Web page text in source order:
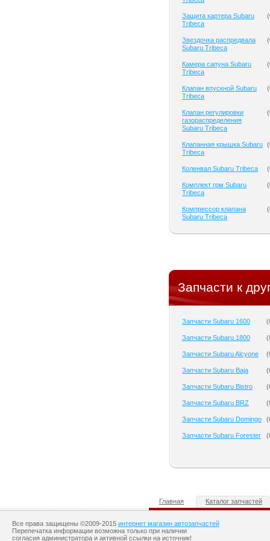
Защита картера Subaru
Tribeca
(
Звездочка распредвала
Subaru Tribeca
(
Камера сапуна Subaru
Tribeca
(
Клапан впускной Subaru
Tribeca
(
Клапан регулировки
газораспределения
Subaru Tribeca
(
Клапанная крышка Subaru
Tribeca
(
Коленвал Subaru Tribeca (
Комплект грм Subaru
Tribeca
(
Компрессор клапана
Subaru Tribeca
(
Запчасти к
Запчасти Subaru 1600 (
Запчасти Subaru 1800 (
Запчасти Subaru Alcyone (
Запчасти Subaru Baja (
Запчасти Subaru Bistro (
Запчасти Subaru BRZ (
Запчасти Subaru Domingo (
Запчасти Subaru Forester (
Главная Каталог запчастей
Все права защищены ©2009-2015 интернет магазин автозапчастей
Перепечатка информации возможна только при наличии
согласия администратора и активной ссылки на источник!